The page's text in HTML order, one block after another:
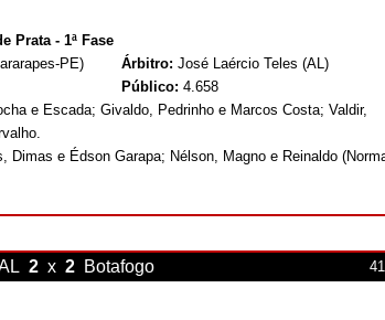
Prata - 1ª Fase
PE) Árbitro: José Laércio Teles (AL)
Público: 4.658
e Escada; Givaldo, Pedrinho e Marcos Costa; Valdir,
Dimas e Édson Garapa; Nélson, Magno e Reinaldo
2 x 2 Botafogo